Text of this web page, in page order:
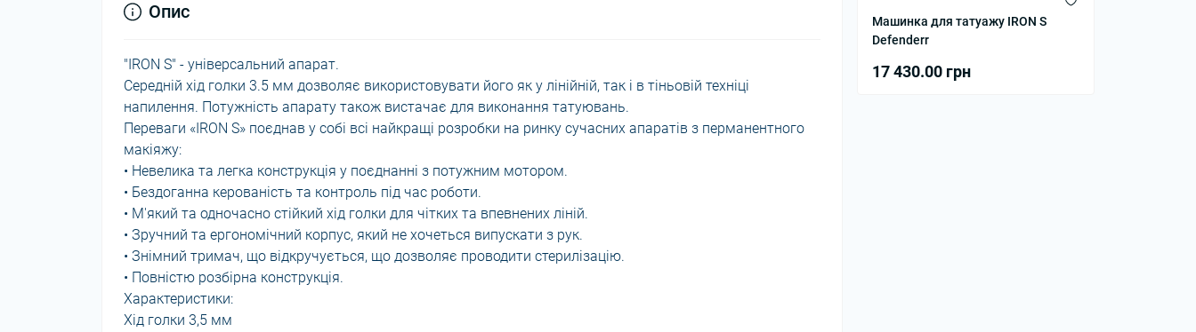
Машинка для татуажу IRON S
Defenderr
17 430.00 грн
Опис
"IRON S" - універсальний апарат.
Середній хід голки 3.5 мм дозволяє використовувати його як у лінійній, так і в тіньовій техніці
напилення. Потужність апарату також вистачає для виконання татуювань.
Переваги «IRON S» поєднав у собі всі найкращі розробки на ринку сучасних апаратів з перманентного
макіяжу:
• Невелика та легка конструкція у поєднанні з потужним мотором.
• Бездоганна керованість та контроль під час роботи.
• М'який та одночасно стійкий хід голки для чітких та впевнених ліній.
• Зручний та ергономічний корпус, який не хочеться випускати з рук.
• Знімний тримач, що відкручується, що дозволяє проводити стерилізацію.
• Повністю розбірна конструкція.
Характеристики:
Хід голки 3,5 мм